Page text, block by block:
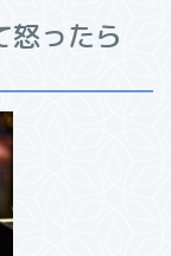
怒ったら